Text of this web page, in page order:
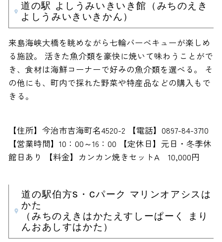
道の駅 よしうみいきいき館（みちのえき
よしうみいきいきかん）
来島海峡大橋を眺めながら七輪バーベキューが楽しめ
る施設。 活きた魚介類を豪快に焼いて味わうことがで
き、食材は海鮮コーナーで好みの魚介類を選べる。 そ
の他にも、町内で採れた野菜や特産品などの購入もで
きる。
【住所】今治市吉海町名4520-2 【電話】0897-84-3710
【営業時間】10：00～16：00 【定休日】元日・冬季休
館日あり 【料金】カンカン焼きセットA 10,000円
道の駅伯方S・Cパーク マリンオアシスは
かた
（みちのえきはかたえすしーぱーく まり
んおあしすはかた）